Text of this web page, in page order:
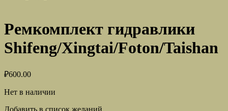
Ремкомплект гидравлики
Shifeng/Xingtai/Foton/Taishan
₽600.00
Нет в наличии
Добавить в список желаний